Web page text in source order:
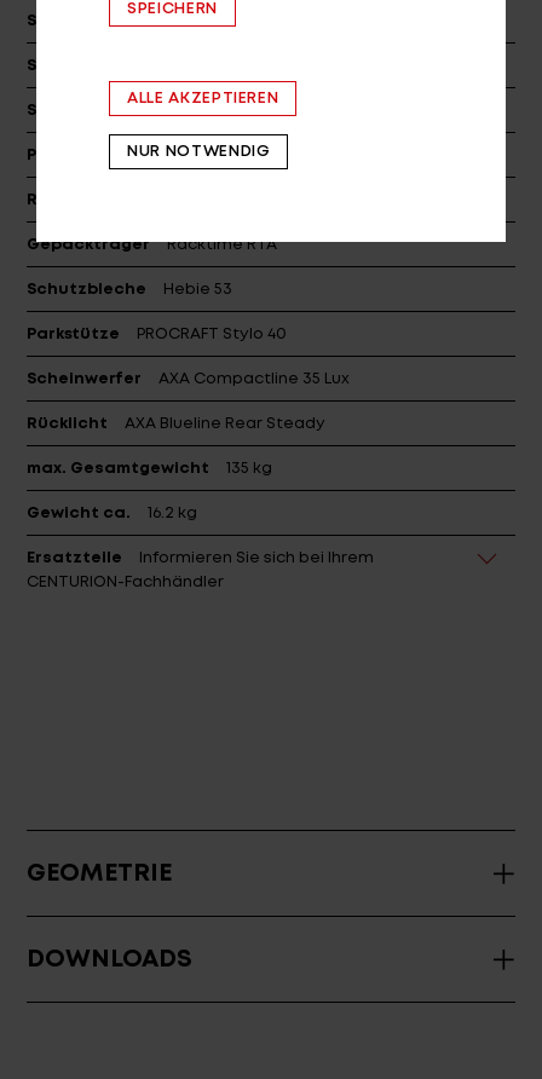
Sattel
Sattelstützklemme
Sattelstütze
Pedale VPE-465
Reifen (v)
Gepäckträger Racktime RTA
Schutzbleche Hebie 53
Parkstütze PROCRAFT Stylo 40
Scheinwerfer AXA Compactline 35 Lux
Rücklicht AXA Blueline Rear Steady
max. Gesamtgewicht 135 kg
Gewicht ca. 16.2 kg
Ersatzteile
Informieren Sie sich bei Ihrem
CENTURION-Fachhändler
GEOMETRIE
DOWNLOADS
SPEICHERN
ALLE AKZEPTIEREN
NUR NOTWENDIG